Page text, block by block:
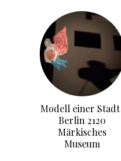
Modell einer Stadt |
Berlin 2120
Märkisches
Museum